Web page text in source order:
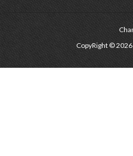
CopyRight © 2026